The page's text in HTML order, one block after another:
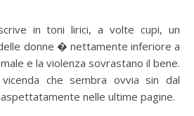
in toni lirici, a volte cupi, un
donne � nettamente inferiore a
e la violenza sovrastano il bene.
che sembra ovvia sin dal
nelle ultime pagine.